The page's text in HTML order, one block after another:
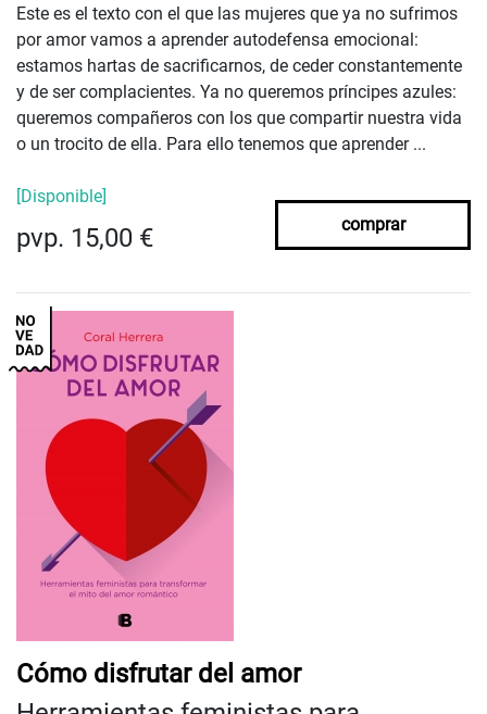
Este es el texto con el que las mujeres que ya no sufrimos
por amor vamos a aprender autodefensa emocional:
estamos hartas de sacrificarnos, de ceder constantemente
y de ser complacientes. Ya no queremos príncipes azules:
queremos compañeros con los que compartir nuestra vida
o un trocito de ella. Para ello tenemos que aprender ...
[Disponible]
pvp. 15,00 € comprar
Cómo disfrutar del amor